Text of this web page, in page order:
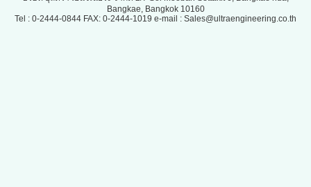
Bangkae, Bangkok 10160
Tel : 0-2444-0844 FAX: 0-2444-1019 e-mail : Sales@ultraengineering.co.th